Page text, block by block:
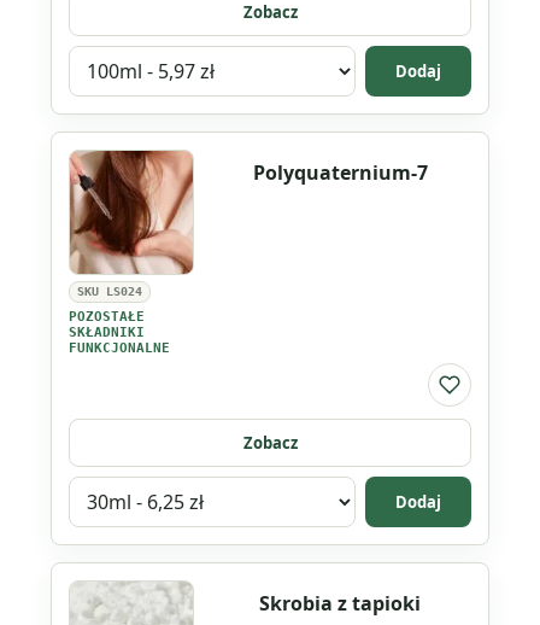
Zobacz
Wybierz
wariant
produktu
MMB
ekologiczny
rozpuszczalnik
Dodaj
SKU LS024
POZOSTAŁE
SKŁADNIKI
FUNKCJONALNE
Polyquaternium-7
Do listy
Zobacz
Wybierz
wariant
produktu
Polyquaternium-
7
Dodaj
Skrobia z tapioki